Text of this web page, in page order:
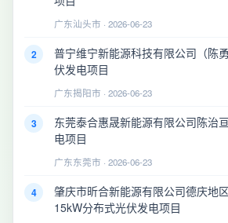
广东汕头市 · 2026-06-23
2
普宁维宁新能源科技有限公司（陈
伏发电项目
广东揭阳市 · 2026-06-23
3
东莞泰合惠晟新能源有限公司陈治
电项目
广东东莞市 · 2026-06-23
4
肇庆市昕合新能源有限公司德庆地
15kW分布式光伏发电项目